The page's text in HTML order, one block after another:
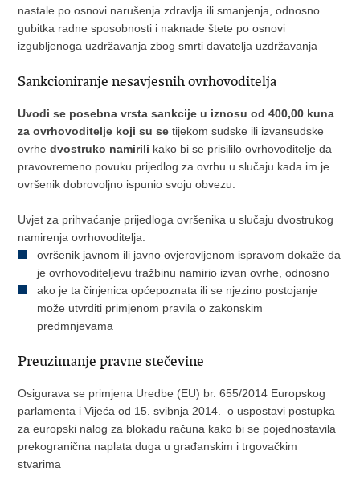
nastale po osnovi narušenja zdravlja ili smanjenja, odnosno
gubitka radne sposobnosti i naknade štete po osnovi
izgubljenoga uzdržavanja zbog smrti davatelja uzdržavanja
Sankcioniranje nesavjesnih ovrhovoditelja
Uvodi se posebna vrsta sankcije u iznosu od 400,00 kuna
za ovrhovoditelje koji su se tijekom sudske ili izvansudske
ovrhedvostruko namirili kako bi se prisililo ovrhovoditelje da
pravovremeno povuku prijedlog za ovrhu u slučaju kada im je
ovršenik dobrovoljno ispunio svoju obvezu.
Uvjet za prihvaćanje prijedloga ovršenika u slučaju dvostrukog
namirenja ovrhovoditelja:
ovršenik javnom ili javno ovjerovljenom ispravom dokaže da
je ovrhovoditeljevu tražbinu namirio izvan ovrhe, odnosno
ako je ta činjenica općepoznata ili se njezino postojanje
može utvrditi primjenom pravila o zakonskim
predmnjevama
Preuzimanje pravne stečevine
Osigurava se primjena Uredbe (EU) br. 655/2014 Europskog
parlamenta i Vijeća od 15. svibnja 2014. o uspostavi postupka
za europski nalog za blokadu računa kako bi se pojednostavila
prekogranična naplata duga u građanskim i trgovačkim
stvarima